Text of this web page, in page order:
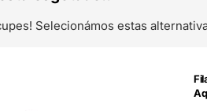
Selecionámos estas